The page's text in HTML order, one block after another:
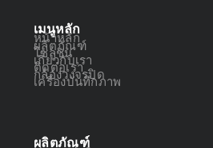
เมนูหลัก
หน้าหลัก
ผลิตภัณฑ์
โซลูชัน
เกี่ยวกับเรา
ติดต่อเรา
กล้องวงจรปิด
เครื่องบันทึกภาพ
ผลิตภัณฑ์